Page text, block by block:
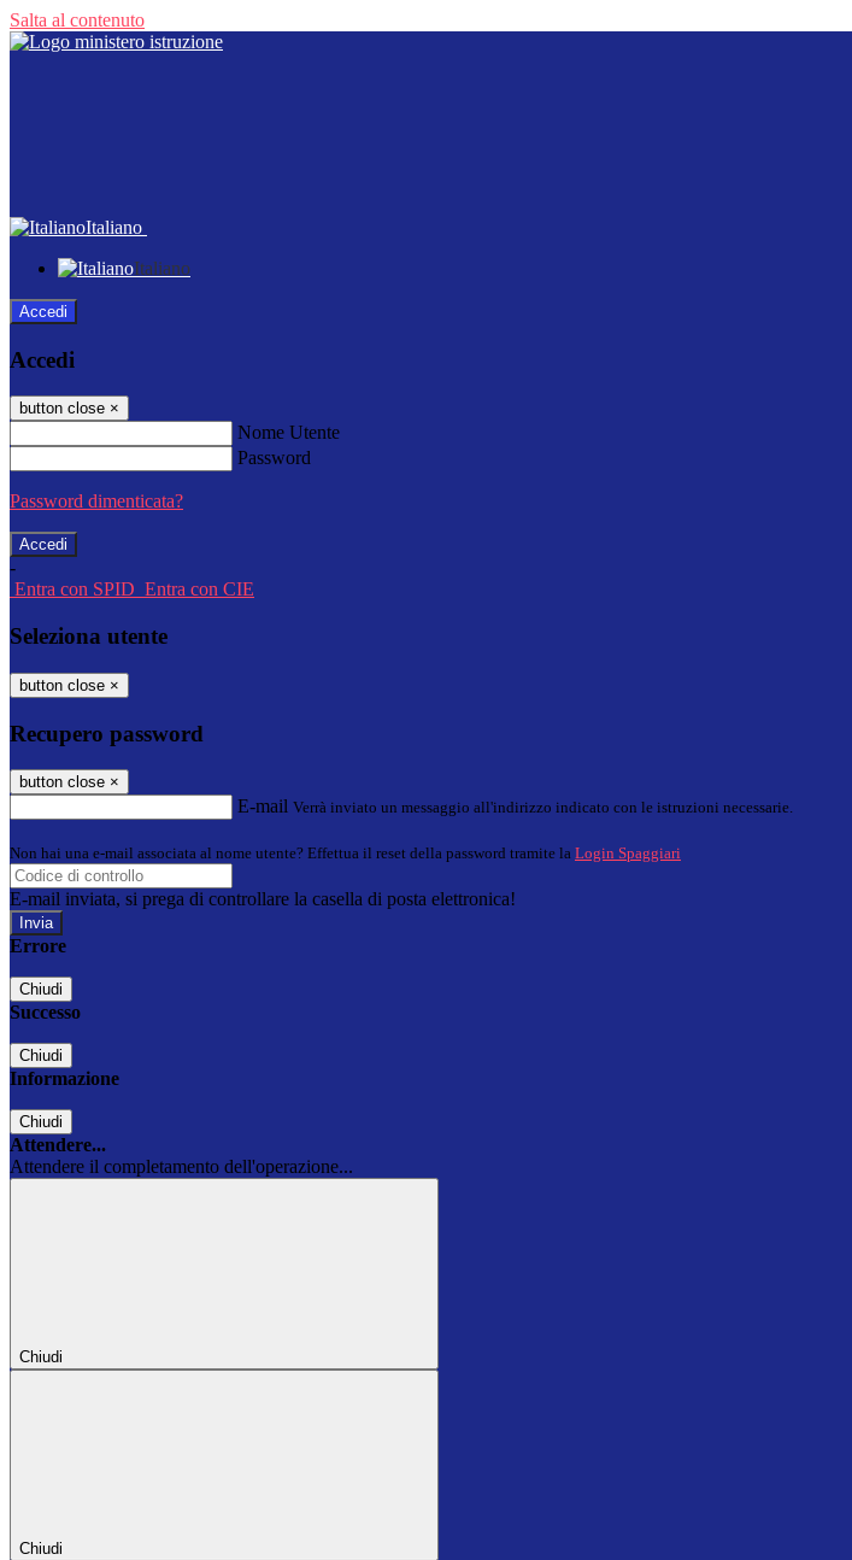
Salta al contenuto
Italiano
Italiano
Accedi
Accedi
button close ×
Nome Utente
Password
Password dimenticata?
-
Entra con SPID Entra con CIE
Seleziona utente
button close ×
Recupero password
button close ×
E-mail Verrà inviato un messaggio all'indirizzo indicato con le istruzioni necessarie.
Non hai una e-mail associata al nome utente? Effettua il reset della password tramite la Login Spaggiari
E-mail inviata, si prega di controllare la casella di posta elettronica!
Errore
Chiudi
Successo
Chiudi
Informazione
Chiudi
Attendere...
Attendere il completamento dell'operazione...
Chiudi
Chiudi